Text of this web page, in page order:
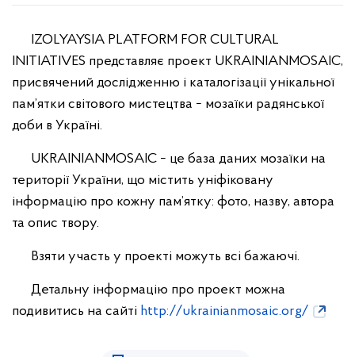
IZOLYAYSIA PLATFORM FOR CULTURAL
INITIATIVES представляє проект UKRAINIANMOSAIC,
присвячений дослідженню і каталогізації унікальної
пам’ятки світового мистецтва − мозаїки радянської
доби в Україні.
UKRAINIANMOSAIC − це база даних мозаїки на
території України, що містить уніфіковану
інформацію про кожну пам’ятку: фото, назву, автора
та опис твору.
Взяти участь у проекті можуть всі бажаючі.
Детальну інформацію про проект можна
подивитись на сайті http://ukrainianmosaic.org/